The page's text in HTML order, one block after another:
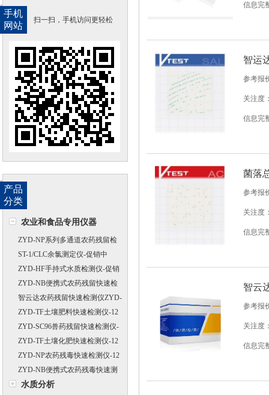
手机
网站
扫一扫，手机访问更轻松
产品
分类
农业和食品专用仪器
ZYD-NP系列多通道农药残留检
测仪ST-1/CLC余氯测定仪-促销中
ZYD-HF手持式水质检测仪-促销
ZYD-NB便携式农药残留快速检
测仪-促销中
智云达农药残留快速检测仪ZYD-
NPZYD-TF土壤肥料快速检测仪-12
通道ZYD-SC96兽药残留快速检测仪-
智云达
ZYD-TF土壤化肥快速检测仪-12
通道ZYD-NP农药残毒快速检测仪-12
通道ZYD-NB便携式农药残毒快速测
定仪（10通道）
水质分析
信息完
智运
参考报
关注度
信息完
菌落
参考报
关注度
信息完
智云
参考报
关注度
信息完